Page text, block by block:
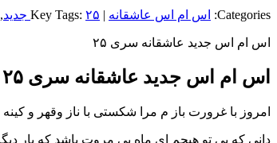
Categories: اس ام اس عاشقانه | Key Tags: ۲۵ جدید ,
اس ام اس جدید عاشقانه سری ۲۵
اس ام اس جدید عاشقانه سری ۲۵
امروز با غرورت باز م مرا شکستی با ناز وقهر و
دانی که بی تو هیچم ای ماه بی مروت باشد که بار